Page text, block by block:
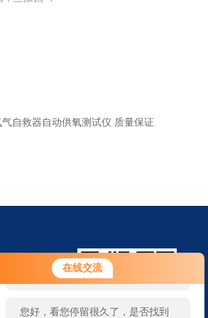
在线交流
您好！欢迎前来咨询，很高兴为您
服务，请问您要咨询什么问题呢？
您好，看您停留很久了，是否找到
气自救器自动供氧测试仪 质量保证